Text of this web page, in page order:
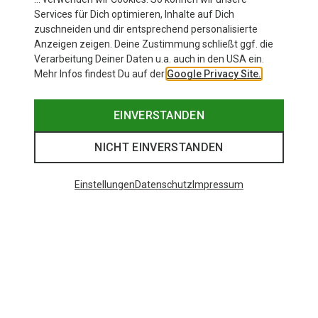
Zur Produktseite
Services für Dich optimieren, Inhalte auf Dich
zuschneiden und dir entsprechend personalisierte
Anzeigen zeigen. Deine Zustimmung schließt ggf. die
Verarbeitung Deiner Daten u.a. auch in den USA ein.
Mehr Infos findest Du auf der Google Privacy Site.
EINVERSTANDEN
NICHT EINVERSTANDEN
EinstellungenDatenschutz Impressum